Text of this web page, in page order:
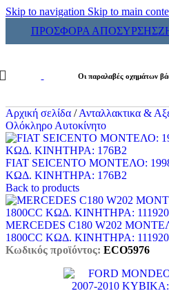
Skip to navigation Skip to main
ΠΡΟΣΦΟΡΑ ΑΠΟΣΥΡΣΗΣ
Οι παραλαβές οχημάτων
Αρχική σελίδα / Ανταλλακτικα &
Ολόκληρο Αυτοκίνητο
FIAT SEICENTO ΜΟΝΤΕΛΟ:
ΚΩΔ. ΚΙΝΗΤΗΡΑ: 176B2
Back to products
MERCEDES C180 W202
1800CC ΚΩΔ. ΚΙΝΗΤΗΡΑ: 111920
Κωδικός προϊόντος: ECO5976